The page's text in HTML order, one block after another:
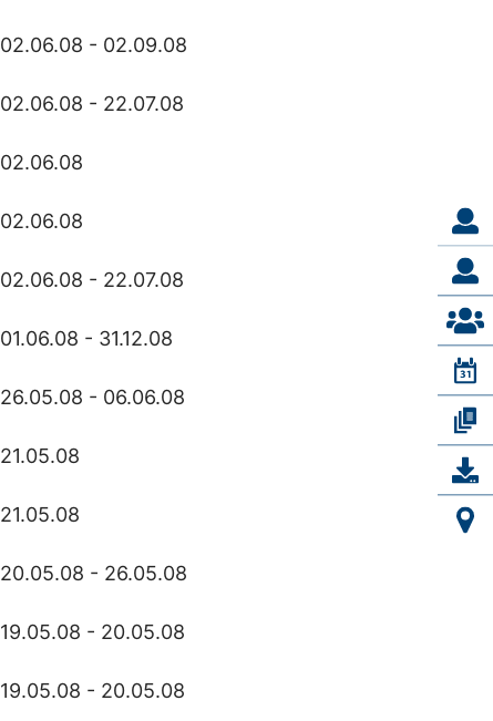
02.06.08 - 02.09.08
02.06.08 - 22.07.08
02.06.08
02.06.08
02.06.08 - 22.07.08
01.06.08 - 31.12.08
26.05.08 - 06.06.08
21.05.08
21.05.08
20.05.08 - 26.05.08
19.05.08 - 20.05.08
19.05.08 - 20.05.08